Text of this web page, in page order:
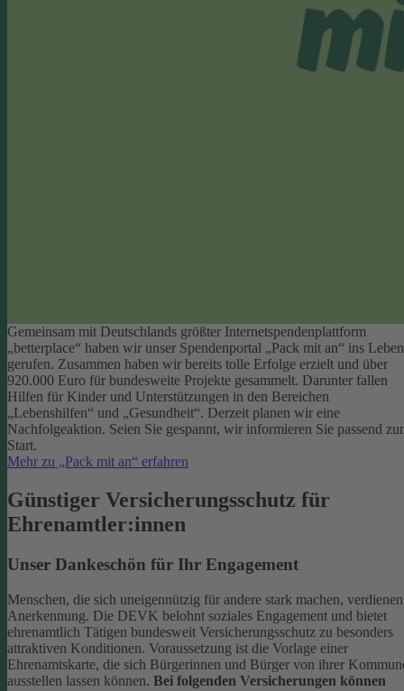
Gemeinsam mit Deutschlands größter Internetspendenplattform
„betterplace“ haben wir unser Spendenportal „Pack mit an“ ins Leben
gerufen. Zusammen haben wir bereits tolle Erfolge erzielt und über
920.000 Euro für bundesweite Projekte gesammelt. Darunter fallen
Hilfen für Kinder und Unterstützungen in den Bereichen
„Lebenshilfen“ und „Gesundheit“. Derzeit planen wir eine
Nachfolgeaktion. Seien Sie gespannt, wir informieren Sie passend
Start.
Mehr zu „Pack mit an“ erfahren
Günstiger Versicherungsschutz für
Ehrenamtler:innen
Unser Dankeschön für Ihr Engagement
Menschen, die sich uneigennützig für andere stark machen, verdienen
Anerkennung. Die DEVK belohnt soziales Engagement und bietet
ehrenamtlich Tätigen bundesweit Versicherungsschutz zu besonders
attraktiven Konditionen. Voraussetzung ist die Vorlage einer
Ehrenamtskarte, die sich Bürgerinnen und Bürger von ihrer
ausstellen lassen können. Bei folgenden Versicherungen können